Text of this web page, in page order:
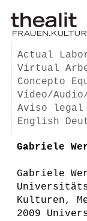
Actual
Virtual
Concepto
Vídeo/
Aviso legal
English
Gabriele
Gabriele
Kulturen,
2009